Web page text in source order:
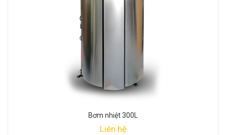
Bơm nhiệt 300L
Liên hệ